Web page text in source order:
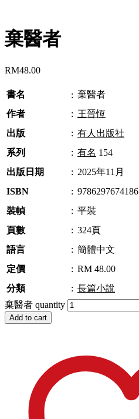
棄醫者
RM48.00
書名 : 棄醫者
作者
: 王晉恆
出版
: 有人出版社
系列
: 有名 154
出版日期
: 2025年11月
ISBN
: 9786297674186
裝幀
: 平裝
頁數
: 324頁
語言
: 簡體中文
定價
: RM 48.00
分類
: 長篇小說
棄醫者 quantity
Add to cart